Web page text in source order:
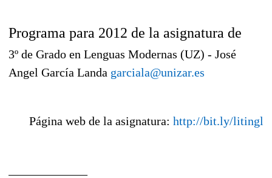
Programa para 2012 de la asignatura de
3º de Grado en Lenguas Modernas (UZ) - José
Angel García Landa garciala@unizar.es
Página web de la asignatura: http://bit.ly/litingl